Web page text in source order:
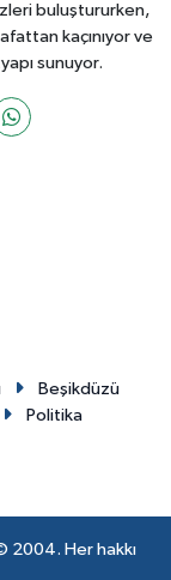
buluştururken,
kaçınıyor ve
sunuyor.
Beşikdüzü
Politika
2004. Her hakkı